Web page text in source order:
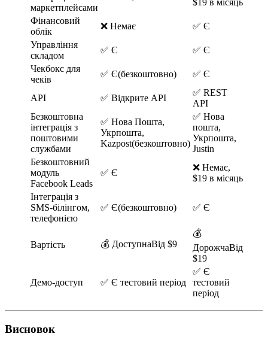
маркетплейсами
$19 в місяць
Фінансовий
облік
❌ Немає
✅ Є
Управління
складом
✅ Є
✅ Є
Чекбокс для
чеків
✅ Є(безкоштовно) ✅ Є
API ✅ Відкрите API
✅ REST
API
Безкоштовна
інтеграція з
поштовими
службами
✅ Нова Пошта,
Укрпошта,
Kazpost(безкоштовно)
✅ Нова
пошта,
Укрпошта,
Justin
Безкоштовний
модуль
Facebook Leads
✅ Є
❌ Немає,
$19 в місяць
Інтеграція з
SMS-білінгом,
телефонією
✅ Є(безкоштовно) ✅ Є
Вартість 💰 ДоступнаВід $9
💰
ДорожчаВід
$19
Демо-доступ ✅ Є тестовий період
✅ Є
тестовий
період
Висновок